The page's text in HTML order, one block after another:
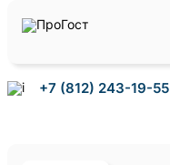
+7 (812) 243-19-55